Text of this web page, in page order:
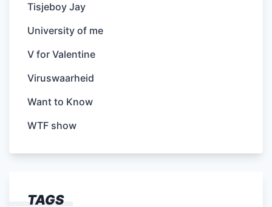
Tisjeboy Jay
University of me
V for Valentine
Viruswaarheid
Want to Know
WTF show
TAGS